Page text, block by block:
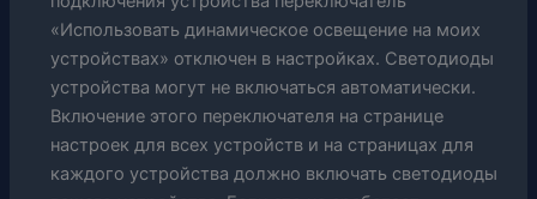
«Использовать динамическое освещение на моих
устройствах» отключен в настройках. Светодиоды
устройства могут не включаться автоматически.
Включение этого переключателя на странице
настроек для всех устройств и на страницах для
каждого устройства должно включать светодиоды